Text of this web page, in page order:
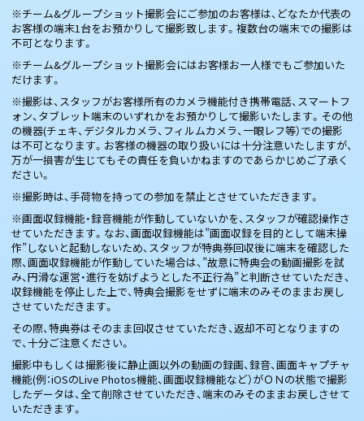
※チーム&グループショット撮影会にご参加のお客様は、どなたか代表の
お客様の端末1台をお預かりして撮影致します。複数台の端末での撮影は
不可となります。
※チーム&グループショット撮影会にはお客様お一人様でもご参加いた
だけます。
※撮影は、スタッフがお客様所有のカメラ機能付き携帯電話、スマートフ
ォン、タブレット端末のいずれかをお預かりして撮影いたします。その他
の機器(チェキ、デジタルカメラ、フィルムカメラ、一眼レフ等）での撮影
は不可となります。お客様の機器の取り扱いには十分注意いたしますが、
万が一損害が生じてもその責任を負いかねますのであらかじめご了承く
ださい。
※撮影時は、手荷物を持っての参加を禁止とさせていただきます。
※画面収録機能・録音機能が作動していないかを、スタッフが確認操作さ
せていただきます。なお、画面収録機能は”画面収録を目的として端末操
作”しないと起動しないため、スタッフが特典券回収後に端末を確認した
際、画面収録機能が作動していた場合は、”故意に特典会の動画撮影を試
み、円滑な運営・進行を妨げようとした不正行為”と判断させていただき、
収録機能を停止した上で、特典会撮影をせずに端末のみそのままお戻し
させていただきます。
その際、特典券はそのまま回収させていただき、返却不可となりますの
で、十分ご注意ください。
撮影中もしくは撮影後に静止画以外の動画の録画、録音、画面キャプチャ
機能(例：iOSのLive Photos機能、画面収録機能など）がＯＮの状態で撮影
したデータは、全て削除させていただき、端末のみそのままお戻しさせて
いただきます。